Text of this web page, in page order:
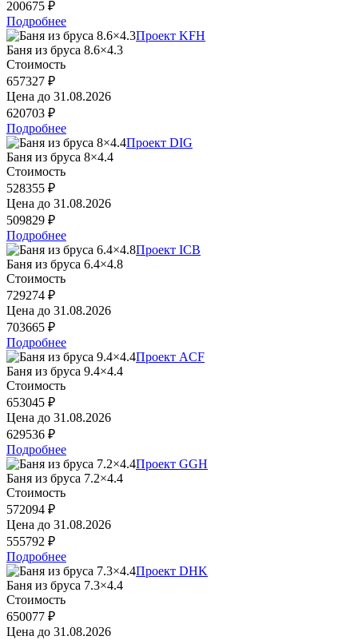
200675 ₽
Подробнее
Проект KFH
Баня из бруса 8.6×4.3
Стоимость
657327 ₽
Цена до 31.08.2026
620703 ₽
Подробнее
Проект DIG
Баня из бруса 8×4.4
Стоимость
528355 ₽
Цена до 31.08.2026
509829 ₽
Подробнее
Проект ICB
Баня из бруса 6.4×4.8
Стоимость
729274 ₽
Цена до 31.08.2026
703665 ₽
Подробнее
Проект ACF
Баня из бруса 9.4×4.4
Стоимость
653045 ₽
Цена до 31.08.2026
629536 ₽
Подробнее
Проект GGH
Баня из бруса 7.2×4.4
Стоимость
572094 ₽
Цена до 31.08.2026
555792 ₽
Подробнее
Проект DHK
Баня из бруса 7.3×4.4
Стоимость
650077 ₽
Цена до 31.08.2026